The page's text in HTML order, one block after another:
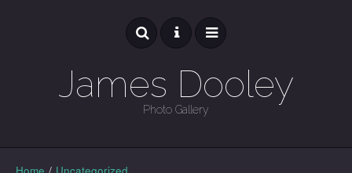
James Dooley
Photo Gallery
GALLERY